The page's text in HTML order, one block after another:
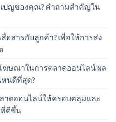
ปญของคุณ? คำถามสำคัญใน
สารกับลูกค้า? เพื่อให้การส่ง
ษณาในการตลาดออนไลน์ ผล
นดีที่สุด?
าดออนไลน์ให้ครอบคลุมและ
ที่ดีขึ้น